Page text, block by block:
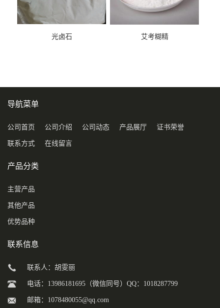
光卤石 艾考糊精
导航菜单
公司首页 公司介绍 公司动态 产品展厅 证书荣誉
联系方式 在线留言
产品分类
主营产品
其他产品
优势品种
联系信息
联系人：胡雯丽
电话：13986181695（微信同号）QQ：1018287799
邮箱： 1078480055@qq.com